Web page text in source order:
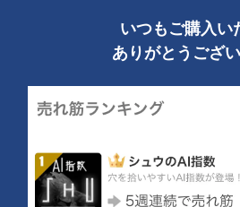
いつもご購入い
ありがとうござ